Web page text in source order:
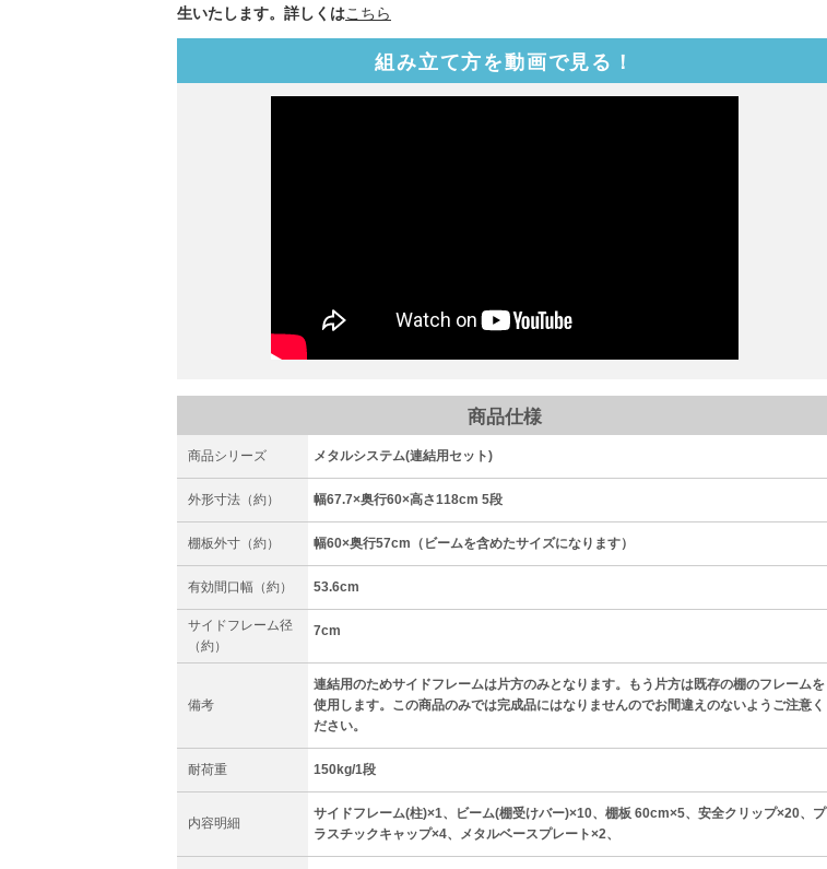
生いたします。詳しくはこちら
組み立て方を動画で見る！
商品仕様
商品シリーズ メタルシステム(連結用セット)
外形寸法（約） 幅67.7×奥行60×高さ118cm 5段
棚板外寸（約） 幅60×奥行57cm（ビームを含めたサイズになります）
有効間口幅（約） 53.6cm
サイドフレーム径
（約）
7cm
備考
連結用のためサイドフレームは片方のみとなります。もう片方は既存の棚のフレームを
使用します。この商品のみでは完成品にはなりませんのでお間違えのないようご注意く
ださい。
耐荷重 150kg/1段
内容明細
サイドフレーム(柱)×1、ビーム(棚受けバー)×10、棚板 60cm×5、安全クリップ×20、プ
ラスチックキャップ×4、メタルベースプレート×2、